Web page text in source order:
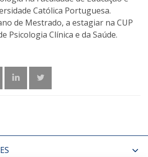
Católica Portuguesa.
de Mestrado, a estagiar na CUP
Psicologia Clínica e da Saúde.